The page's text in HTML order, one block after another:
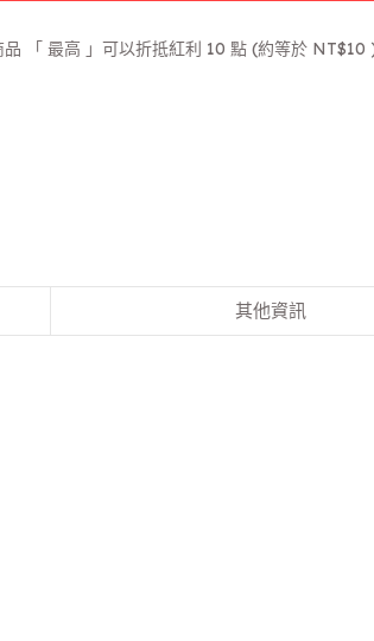
品 「 最高 」可以折抵紅利 10 點 (約等於 NT$10
其他資訊